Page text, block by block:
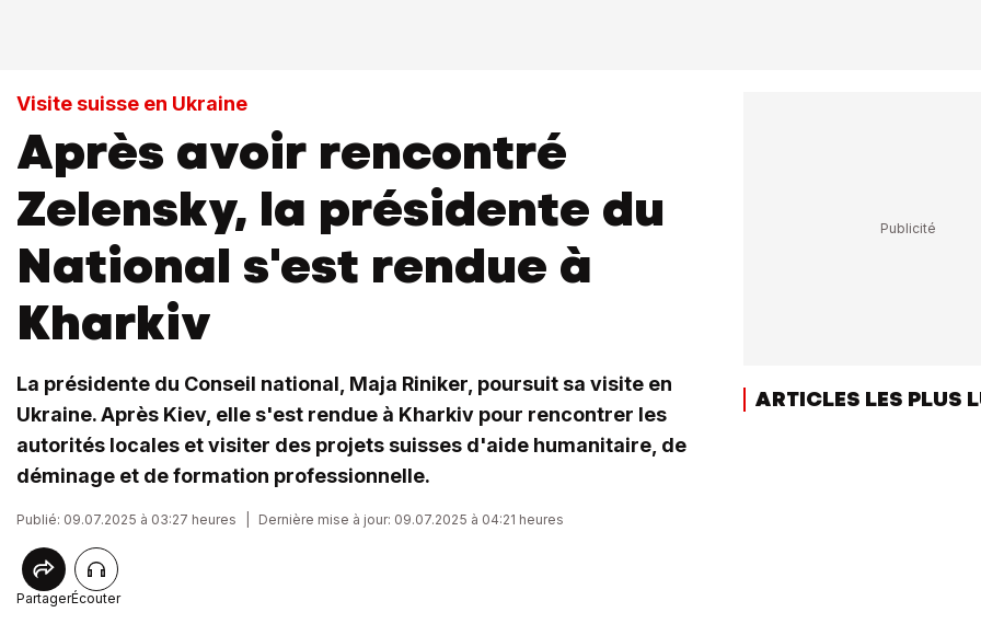
Visite suisse en Ukraine
Après avoir rencontré
Zelensky, la présidente du
National s'est rendue à
Kharkiv
La présidente du Conseil national, Maja Riniker, poursuit sa visite en
Ukraine. Après Kiev, elle s'est rendue à Kharkiv pour rencontrer les
autorités locales et visiter des projets suisses d'aide humanitaire, de
déminage et de formation professionnelle.
Publié: 09.07.2025 à 03:27 heures Dernière mise à jour: 09.07.2025 à 04:21 heures
PartagerÉcouter
ARTICLES LES PLUS